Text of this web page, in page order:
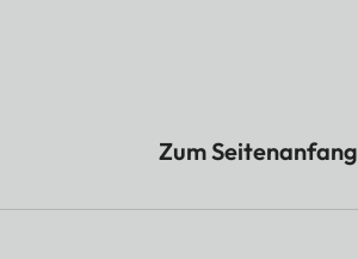
Zum Seitenanfang